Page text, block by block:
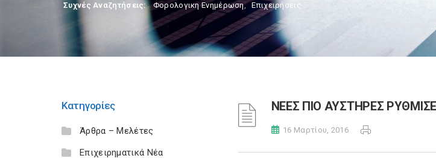
Συχνές Αναζητήσεις: Φορολογικη Ενημέρωση, Επιχειρήσεις
Κατηγορίες
Άρθρα – Μελέτες
Επιχειρηματικά Νέα
ΝΕΕΣ ΠΙΟ ΑΥΣΤΗΡΕΣ
16 Μαρτίου, 2016